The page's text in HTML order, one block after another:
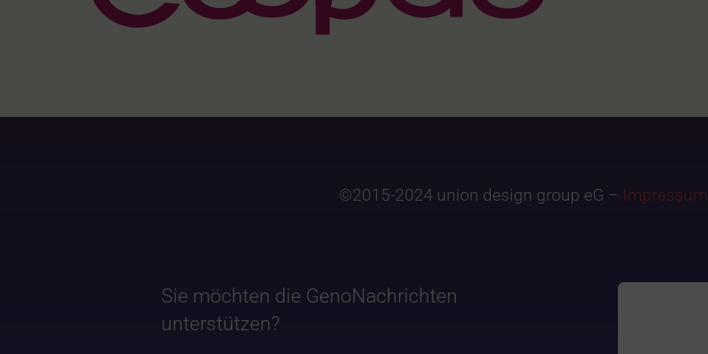
©2015-2024 union design group eG – Impressum
Sie möchten die GenoNachrichten
unterstützen?